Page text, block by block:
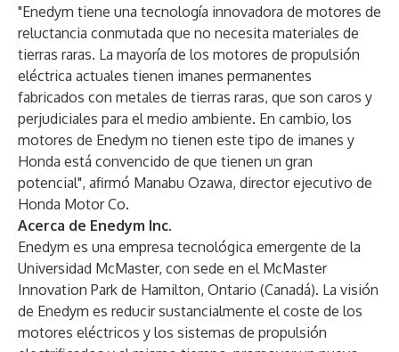
"Enedym tiene una tecnología innovadora de motores de
reluctancia conmutada que no necesita materiales de
tierras raras. La mayoría de los motores de propulsión
eléctrica actuales tienen imanes permanentes
fabricados con metales de tierras raras, que son caros y
perjudiciales para el medio ambiente. En cambio, los
motores de Enedym no tienen este tipo de imanes y
Honda está convencido de que tienen un gran
potencial", afirmó Manabu Ozawa, director ejecutivo de
Honda Motor Co.
Acerca de Enedym Inc.
Enedym es una empresa tecnológica emergente de la
Universidad McMaster, con sede en el McMaster
Innovation Park de Hamilton, Ontario (Canadá). La visión
de Enedym es reducir sustancialmente el coste de los
motores eléctricos y los sistemas de propulsión